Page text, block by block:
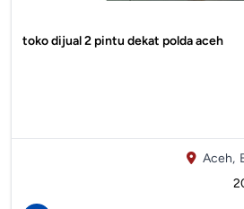
toko dijual 2 pintu dekat polda aceh
Aceh,